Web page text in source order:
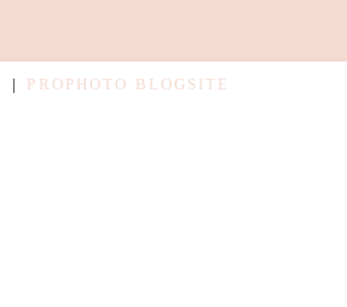
| PROPHOTO BLOGSITE